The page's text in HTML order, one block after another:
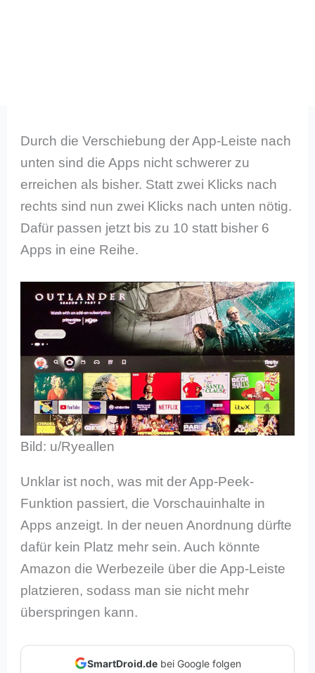
Durch die Verschiebung der App-Leiste nach
unten sind die Apps nicht schwerer zu
erreichen als bisher. Statt zwei Klicks nach
rechts sind nun zwei Klicks nach unten nötig.
Dafür passen jetzt bis zu 10 statt bisher 6
Apps in eine Reihe.
Bild: u/Ryeallen
Unklar ist noch, was mit der App-Peek-
Funktion passiert, die Vorschauinhalte in
Apps anzeigt. In der neuen Anordnung dürfte
dafür kein Platz mehr sein. Auch könnte
Amazon die Werbezeile über die App-Leiste
platzieren, sodass man sie nicht mehr
überspringen kann.
SmartDroid.debei Google folgen